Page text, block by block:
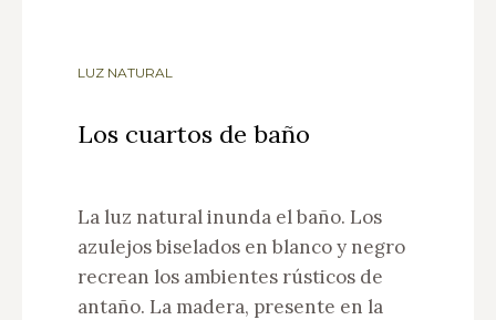
LUZ NATURAL
Los cuartos de baño
La luz natural inunda el baño. Los
azulejos biselados en blanco y negro
recrean los ambientes rústicos de
antaño. La madera, presente en la